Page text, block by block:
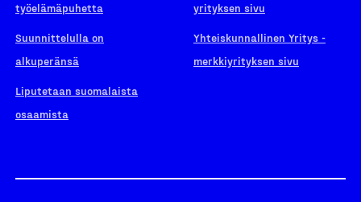
työelämäpuhetta
Suunnittelulla on
alkuperänsä
Liputetaan suomalaista
osaamista
yrityksen sivu
Yhteiskunnallinen Yritys -
merkkiyrityksen sivu